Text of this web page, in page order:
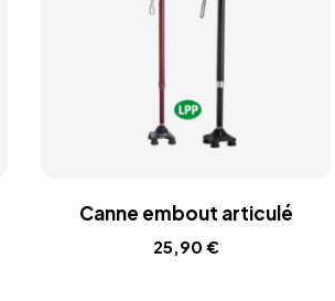
Canne embout articulé
25,90 €